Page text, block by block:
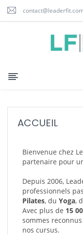
Basculer
☰
ACCUEIL
Bienvenue chez
partenaire pour
Depuis 2006,
professionnels
Pilates, du Yoga,
Avec plus de 15
sommes
nos cursus.